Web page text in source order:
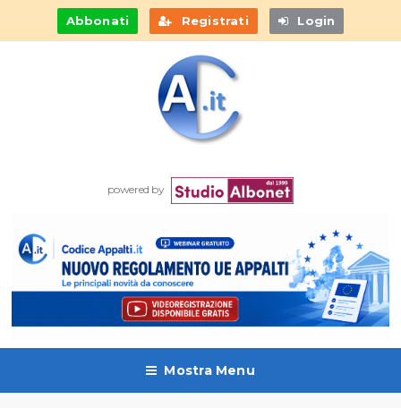
Abbonati Registrati Login
powered by
Mostra Menu